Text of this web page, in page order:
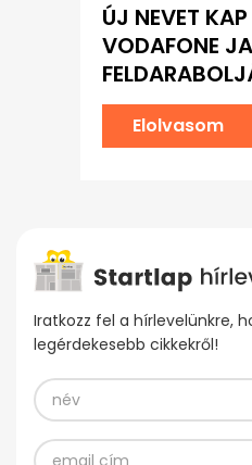
ÚJ NEVET
VODAFONE
Elolvasom
Iratkozz fel a hírlevelünkre,
legérdekesebb cikkekről!